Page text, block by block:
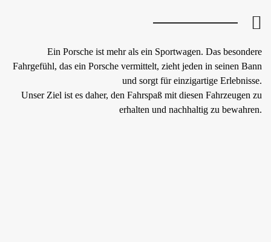
Ein Porsche ist mehr als ein Sportwagen. Das besondere
Fahrgefühl, das ein Porsche vermittelt, zieht jeden in seinen Bann
und sorgt für einzigartige Erlebnisse.
Unser Ziel ist es daher, den Fahrspaß mit diesen Fahrzeugen zu
erhalten und nachhaltig zu bewahren.